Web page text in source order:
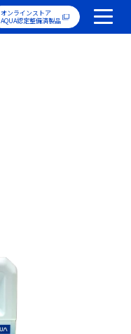
オンラインストア
AQUA認定整備済製品